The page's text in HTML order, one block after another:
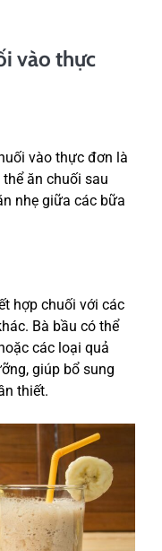
vào thực
vào thực đơn là
ăn chuối sau
nhẹ giữa các bữa
hợp chuối với các
Bà bầu có thể
các loại quả
giúp bổ sung
thiết.